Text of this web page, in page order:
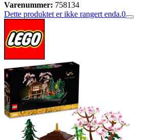
Varenummer: 758134
Dette produktet er ikke rangert enda.0